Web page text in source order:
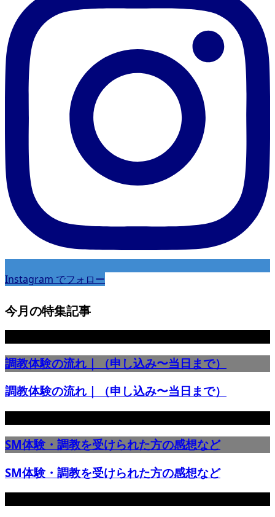
Instagram でフォロー
今月の特集記事
調教体験の流れ｜（申し込み〜当日まで）
調教体験の流れ｜（申し込み〜当日まで）
SM体験・調教を受けられた方の感想など
SM体験・調教を受けられた方の感想など